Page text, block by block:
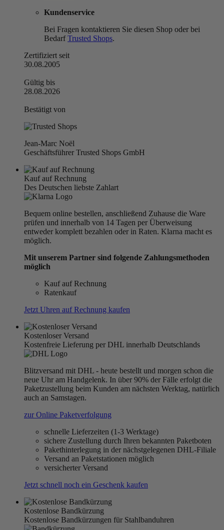
Kundenservice
Bei Fragen kontaktieren Sie diesen Shop oder bei
BedarfTrusted Shops.
Zertifiziert seit
30.08.2005
Gültig bis
28.08.2026
Bestätigt von
Jean-Marc Noël
Geschäftsführer Trusted Shops GmbH
Kauf auf Rechnung
Des Deutschen liebste Zahlart
Bequem online bestellen, anschließend Zuhause die Ware
prüfen und innerhalb von 14 Tagen per Überweisung
entweder komplett bezahlen oder in Raten. Klarna macht es
möglich.
Mit unserem Partner sind folgende Zahlungsmethoden
möglich
Kauf auf Rechnung
Ratenkauf
Jetzt Uhren auf Rechnung kaufen
Kostenloser Versand
Kostenfreie Lieferung per DHL innerhalb Deutschlands
Blitzversand mit DHL - heute bestellt und morgen schon die
neue Uhr am Handgelenk. In über 90% der Fälle erfolgt die
Paketzustellung beim Kunden am nächsten Werktag, natürlich
auch an Samstagen.
zur Online Paketverfolgung
schnelle Lieferzeiten (1-3 Werktage)
sichere Zustellung durch Ihren bekannten Paketboten
Pakethinterlegung in der nächstgelegenen DHL-Filiale
Versand an Paketstationen möglich
versicherter Versand
Jetzt schnell noch ein Geschenk kaufen
Kostenlose Bandkürzung
Kostenlose Bandkürzungen für Stahlbanduhren